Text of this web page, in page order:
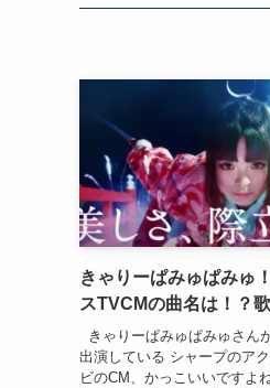
きゃりーぱみゅぱみゅ
スTVCMの曲名は！？
きゃりーぱみゅぱみゅさん
出演している シャープのア
ビのCM、かっこいいですよ